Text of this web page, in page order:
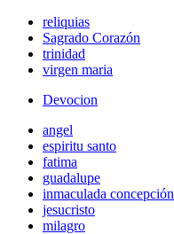
reliquias
Sagrado Corazón
trinidad
virgen maria
Devocion
angel
espiritu santo
fatima
guadalupe
inmaculada concepción
jesucristo
milagro